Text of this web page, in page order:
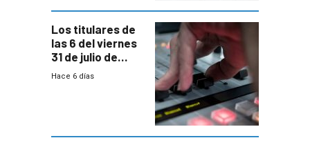
Los titulares de
las 6 del viernes
31 de julio de
2026
Hace 6 días